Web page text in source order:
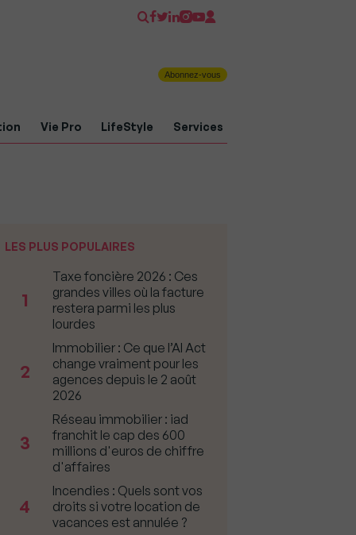
Abonnez-vous
Vie Pro LifeStyle Services
LES PLUS POPULAIRES
1
Taxe foncière 2026 : Ces
grandes villes où la facture
restera parmi les plus
lourdes
2
Immobilier : Ce que l’AI Act
change vraiment pour les
agences depuis le 2 août
2026
3
Réseau immobilier : iad
franchit le cap des 600
millions d'euros de chiffre
d'affaires
4
Incendies : Quels sont vos
droits si votre location de
vacances est annulée ?